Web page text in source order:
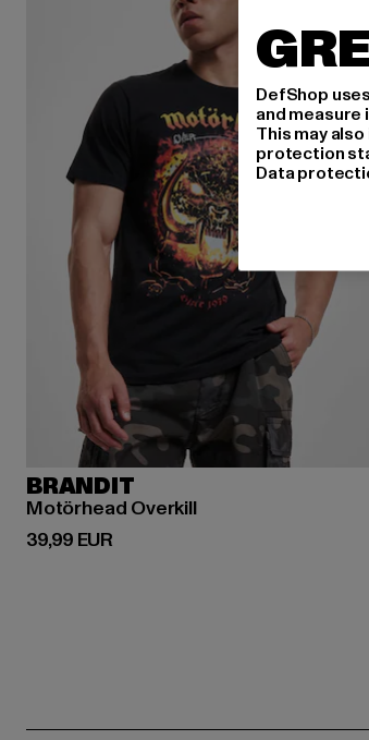
BRANDIT
Motörhead Overkill
39,99 EUR
Derzeitiger Preis: 39,99 EUR
DefShop
and
This may
protection
Data